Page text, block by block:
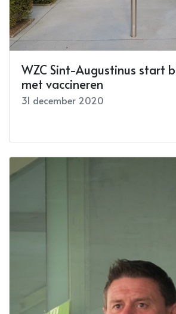
WZC Sint-Augustinus start
met vaccineren
31 december 2020